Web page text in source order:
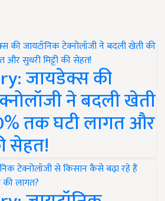
जायडेक्स की
ने बदली खेती
तक घटी लागत और
सेहत!